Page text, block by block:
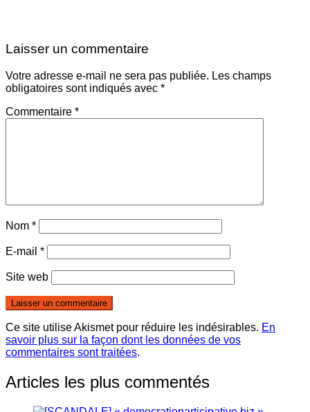
Laisser un commentaire
Votre adresse e-mail ne sera pas publiée. Les champs
obligatoires sont indiqués avec *
Commentaire *
Nom *
E-mail *
Site web
Ce site utilise Akismet pour réduire les indésirables. En
savoir plus sur la façon dont les données de vos
commentaires sont traitées.
Articles les plus commentés